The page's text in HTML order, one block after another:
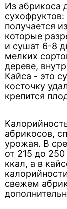
Из абрикоса
сухофруктов:
получается
которые
и сушат 6-8
мелких
дереве,
Кайса - это
косточку
крепится
абрикосов,
урожая. В
от 215 до
ккал, а в
свежем